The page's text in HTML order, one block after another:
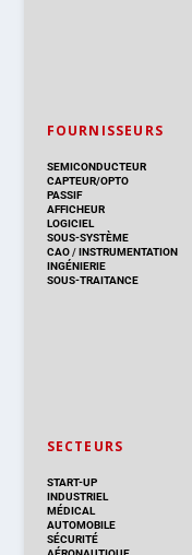
FOURNISSEURS
SEMICONDUCTEUR
CAPTEUR/OPTO
PASSIF
AFFICHEUR
LOGICIEL
SOUS-SYSTÈME
CAO/INSTRUMENTATION
INGÉNIERIE
SOUS-TRAITANCE
SECTEURS
START-UP
INDUSTRIEL
MÉDICAL
AUTOMOBILE
SÉCURITÉ